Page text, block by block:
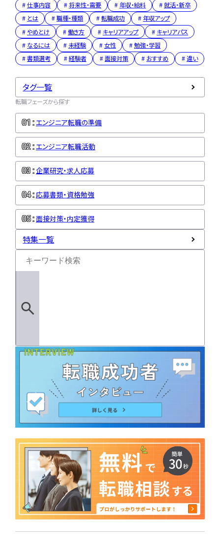
仕事内容
将来性・需要 年収・給料
就活・新卒
とは
職種・種類 転職成功
年収アップ
やめとけ
働き方 キャリアアップ
キャリアパス
なるには
未経験 女性
勉強・学習
書類選考
経験者 面接対策 おすすめ 違い
タグ一覧
転職フェーズから探す
エンジニア転職の準備
エンジニア転職活動
企業研究・求人応募
応募書類・資格勉強
面接対策・内定獲得
特集一覧